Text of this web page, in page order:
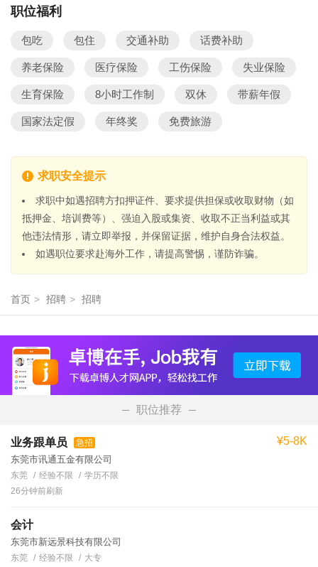
职位福利
包吃 包住 交通补助 话费补助
养老保险 医疗保险 工伤保险 失业保险
生育保险 8小时工作制 双休 带薪年假
国家法定假 年终奖 免费旅游
求职安全提示
求职中如遇招聘方扣押证件、要求提供担保或收取财物（如
抵押金、培训费等）、强迫入股或集资、收取不正当利益或其
他违法情形，请立即举报，并保留证据，维护自身合法权益。
如遇职位要求赴海外工作，请提高警惕，谨防诈骗。
首页 > 招聘 > 招聘
职位推荐
业务跟单员 急招
东莞市讯通五金有限公司
¥5-8K
东莞 经验不限
学历不限
26分钟前刷新
会计
东莞市新远景科技有限公司
东莞 经验不限
大专